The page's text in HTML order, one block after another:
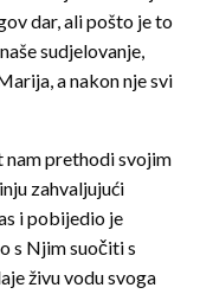
dar, ali pošto je to
sudjelovanje,
a nakon nje svi
nam prethodi svojim
zahvaljujući
i pobijedio je
s Njim suočiti s
živu vodu svoga